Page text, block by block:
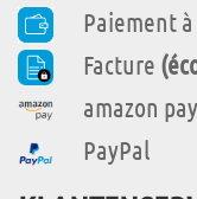
Paiement
Facture
amazon pay
PayPal